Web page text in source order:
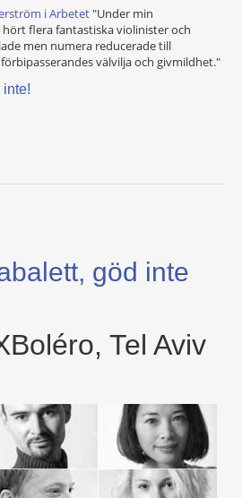
i Arbetet "Under min
hört flera fantastiska violinister och
men numera reducerade till
välvilja och givmildhet."
inte!
göd inte
Tel Aviv